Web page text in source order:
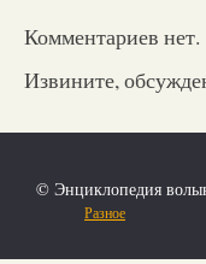
Комментариев нет.
Извините,
© Энциклопедия
Разное